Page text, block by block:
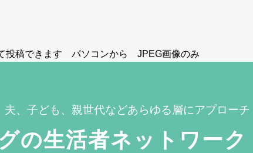
投稿できます パソコンから JPEG画像のみ
夫、子ども、親世代などあらゆる層にアプローチ
の生活者ネットワーク